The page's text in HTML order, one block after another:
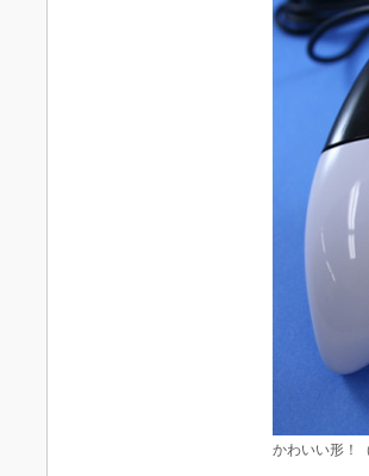
かわいい形！